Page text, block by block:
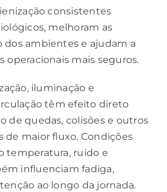
consistentes
melhoram as
dos ambientes e ajudam a
operacionais mais seguros.
iluminação e
têm efeito direto
de quedas, colisões e outros
de maior fluxo. Condições
temperatura, ruído e
influenciam fadiga,
ao longo da jornada.